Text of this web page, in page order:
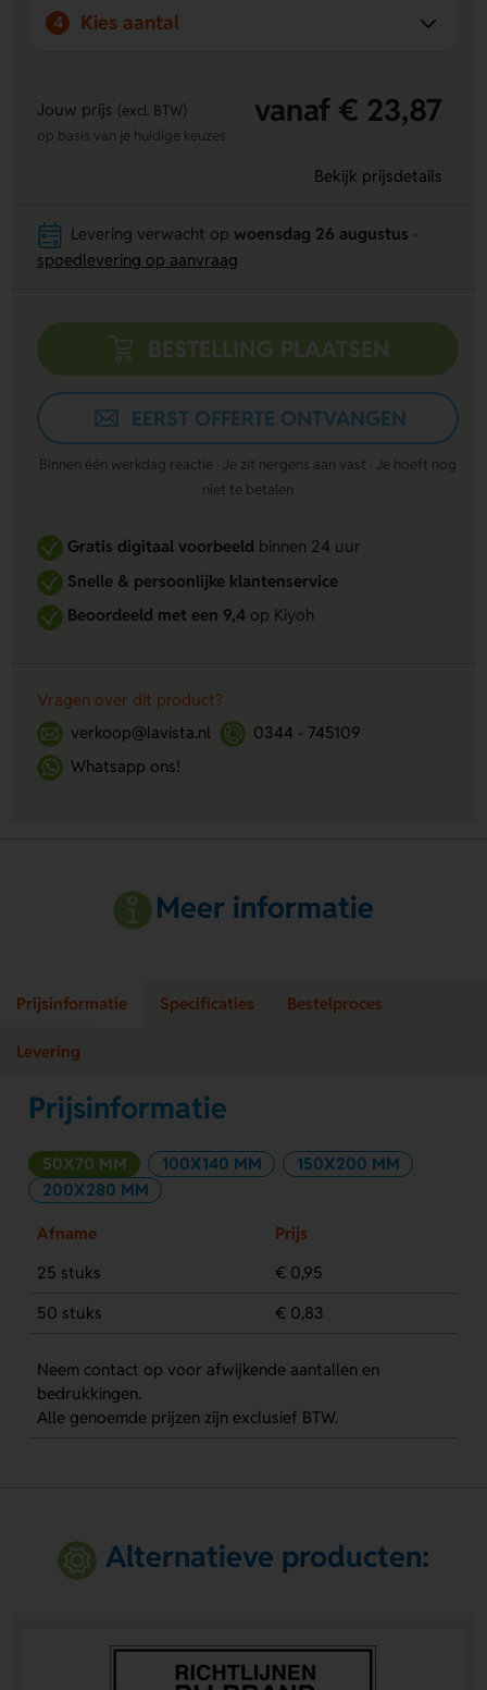
4 Kies aantal
Jouw prijs (excl. BTW) vanaf € 23,87
op basis van je huidige keuzes
Bekijk prijsdetails
Levering verwacht op woensdag 26 augustus
spoedlevering op aanvraag
BESTELLING PLAATSEN
EERST OFFERTE ONTVANGEN
Binnen één werkdag reactie · Je zit nergens aan vast · Je hoeft nog
niet te betalen
Gratis digitaal voorbeeldbinnen 24 uur
Snelle & persoonlijke klantenservice
Beoordeeld met een 9,4op Kiyoh
Vragen over dit product?
verkoop@lavista.nl
0344 - 745109
Whatsapp ons!
Meer informatie
Prijsinformatie Specificaties Bestelproces
Levering
Prijsinformatie
50X70 MM 100X140 MM
150X200 MM
200X280 MM
Afname
Prijs
25 stuks
€ 0,95
50 stuks
€ 0,83
Neem contact op voor afwijkende aantallen en
bedrukkingen.
Alle genoemde prijzen zijn exclusief BTW.
Alternatieve producten: